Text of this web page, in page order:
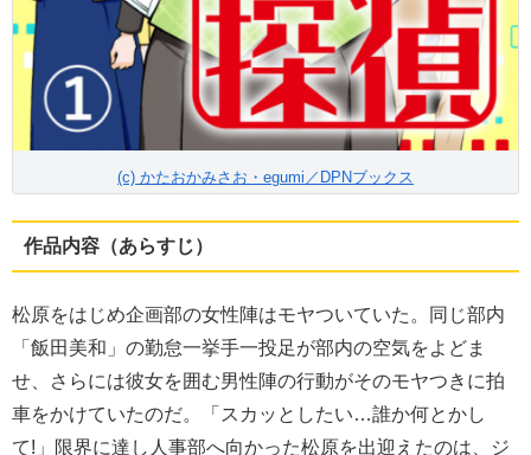
(c) かたおかみさお・egumi／DPNブックス
作品内容（あらすじ）
松原をはじめ企画部の女性陣はモヤついていた。同じ部内
「飯田美和」の勤怠一挙手一投足が部内の空気をよどま
せ、さらには彼女を囲む男性陣の行動がそのモヤつきに拍
車をかけていたのだ。「スカッとしたい…誰か何とかし
て!」限界に達し人事部へ向かった松原を出迎えたのは、ジ